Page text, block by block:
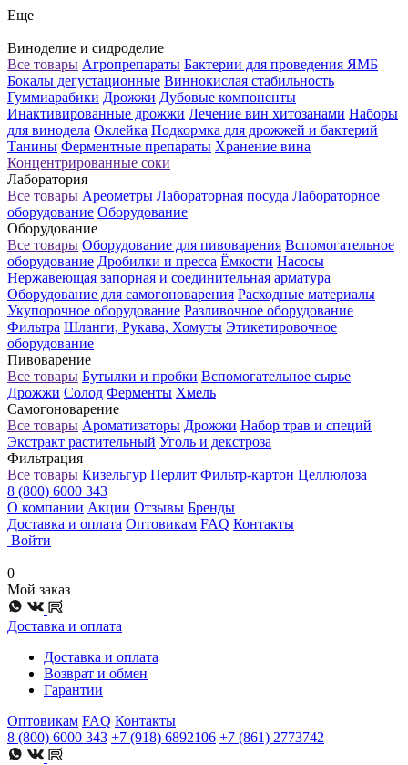
Еще
Виноделие и сидроделие
Все товары Агропрепараты Бактерии для проведения ЯМБ
Бокалы дегустационные Виннокислая стабильность
Гуммиарабики Дрожжи Дубовые компоненты
Инактивированные дрожжи Лечение вин хитозанами Наборы
для винодела Оклейка Подкормка для дрожжей и бактерий
Танины Ферментные препараты Хранение вина
Концентрированные соки
Лаборатория
Все товары Ареометры Лабораторная посуда Лабораторное
оборудование Оборудование
Оборудование
Все товары Оборудование для пивоварения Вспомогательное
оборудование Дробилки и пресса Ёмкости Насосы
Нержавеющая запорная и соединительная арматура
Оборудование для самогоноварения Расходные материалы
Укупорочное оборудование Разливочное оборудование
Фильтра Шланги, Рукава, Хомуты Этикетировочное
оборудование
Пивоварение
Все товары Бутылки и пробки Вспомогательное сырье
Дрожжи Солод Ферменты Хмель
Самогоноварение
Все товары Ароматизаторы Дрожжи Набор трав и специй
Экстракт растительный Уголь и декстроза
Фильтрация
Все товары Кизельгур Перлит Фильтр-картон Целлюлоза
8 (800) 6000 343
О компании Акции Отзывы Бренды
Доставка и оплата Оптовикам FAQ Контакты
Войти
0
Мой заказ
Доставка и оплата
Доставка и оплата
Возврат и обмен
Гарантии
Оптовикам FAQ Контакты
8 (800) 6000 343 +7 (918) 6892106 +7 (861) 2773742